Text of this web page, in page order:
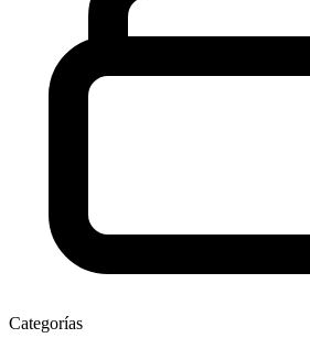
Categorías